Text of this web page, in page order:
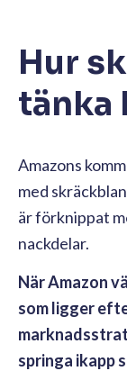
Hur
tänka
Amazons
med
är förknippat
nackdelar.
När Amazon
som ligger
springa ikapp